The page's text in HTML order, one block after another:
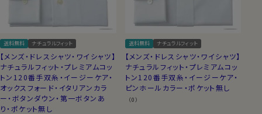
送料無料 ナチュラルフィット
【メンズ・ドレスシャツ・ワイシャツ】
ナチュラルフィット・プレミアムコッ
トン120番手双糸・イージーケア・
オックスフォード・イタリアンカラ
ー・ボタンダウン・第一ボタンあ
り・ポケット無し
送料無料 ナチュラルフィット
【メンズ・ドレスシャツ・ワイシャツ】
ナチュラルフィット・プレミアムコッ
トン120番手双糸・イージーケア・
ピンホールカラー・ポケット無し
（0）